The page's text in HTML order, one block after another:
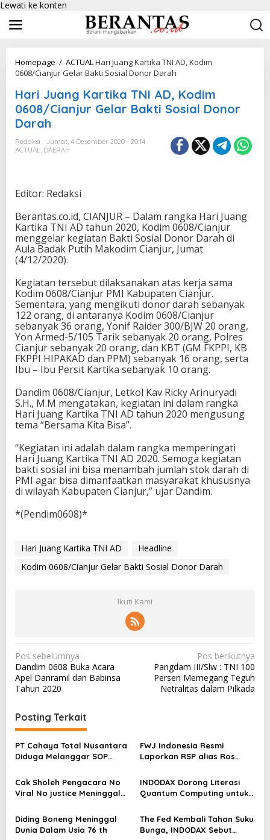
Lewati ke konten
Homepage / ACTUALHari Juang Kartika TNI AD, Kodim
0608/Cianjur Gelar Bakti Sosial Donor Darah
Hari Juang Kartika TNI AD, Kodim
0608/Cianjur Gelar Bakti Sosial Donor
Darah
Redaksi
Jumat, 4 Desember 2020 - 20:14
ACTUAL, DAERAH
Editor: Redaksi
Berantas.co.id, CIANJUR – Dalam rangka Hari Juang
Kartika TNI AD tahun 2020, Kodim 0608/Cianjur
menggelar kegiatan Bakti Sosial Donor Darah di
Aula Badak Putih Makodim Cianjur, Jumat
(4/12/2020).
Kegiatan tersebut dilaksanakan atas kerja sama
Kodim 0608/Cianjur PMI Kabupaten Cianjur.
Sementara, yang mengikuti donor darah sebanyak
122 orang, di antaranya Kodim 0608/Cianjur
sebanyak 36 orang, Yonif Raider 300/BJW 20 orang,
Yon Armed-5/105 Tarik sebanyak 20 orang, Polres
Cianjur sebanyak 20 orang, dan KBT (GM FKPPI, KB
FKPPI HIPAKAD dan PPM) sebanyak 16 orang, serta
Ibu – Ibu Persit Kartika sebanyak 10 orang.
Dandim 0608/Cianjur, Letkol Kav Ricky Arinuryadi
S.H., M.M mengatakan, kegiatan ini dalam rangka
Hari Juang Kartika TNI AD tahun 2020 mengusung
tema “Bersama Kita Bisa”.
“Kegiatan ini adalah dalam rangka memperingati
Hari Juang Kartika TNI AD 2020. Semoga kegiatan
bakti sosial ini bisa menambah jumlah stok darah di
PMI agar bisa dimanfaatkan masyarakat khususnya
di wilayah Kabupaten Cianjur,” ujar Dandim.
*(Pendim0608)*
Hari Juang Kartika TNI AD
Headline
Kodim 0608/Cianjur Gelar Bakti Sosial Donor Darah
Ikuti Kami
N
a
v
g
a
s
p
s
Pos sebelumnya
Dandim 0608 Buka Acara
Apel Danramil dan Babinsa
Tahun 2020
Pos berikutnya
Pangdam III/Slw : TNI 100
Persen Memegang Teguh
Netralitas dalam Pilkada
Posting Terkait
PT Cahaya Total Nusantara
Diduga Melanggar SOP
Kerja Hingga meninggal
Dunia, Kluarga Korban
Merasa Di abaikan
FWJ Indonesia Resmi
Laporkan RSP alias Ros
Cak Sholeh Pengacara No
Viral No justice Meninggal
INDODAX Dorong Literasi
Quantum Computing untuk
Blockchain
Diding Boneng Meninggal
Dunia Dalam Usia 76 th
The Fed Kembali Tahan Suku
Bunga, INDODAX Sebut